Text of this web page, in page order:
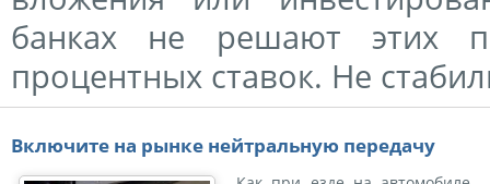
банках не решают этих
процентных ставок. Не
Включите на рынке нейтральную передачу